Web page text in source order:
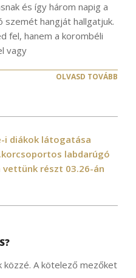
és így három napig a
szemét hangját hallgatjuk.
fel, hanem a korombéli
vagy
OLVASD TOVÁBB
i diákok látogatása
labdarúgó
részt 03.26-án
közzé. A kötelező mezőket